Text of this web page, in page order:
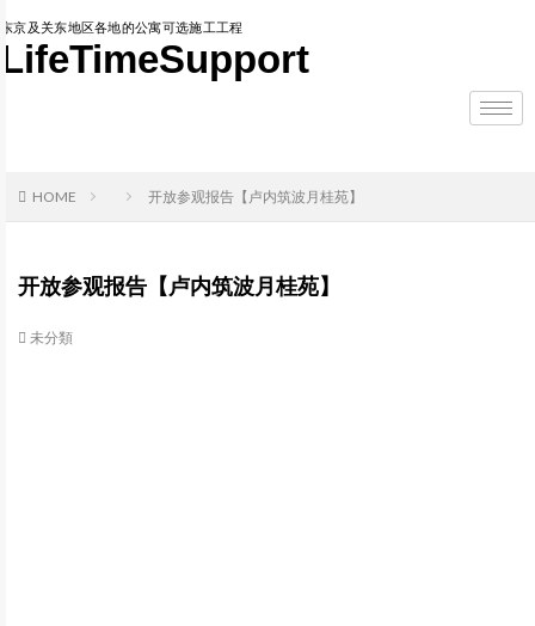
东京及关东地区各地的公寓可选施工工程
LifeTimeSupport
HOME 开放参观报告【卢内筑波月桂苑】
开放参观报告【卢内筑波月桂苑】
未分類